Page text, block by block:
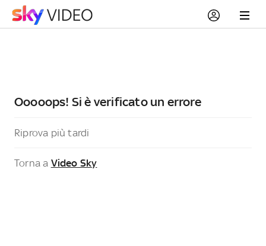
Ooooops! Si è verificato un errore
Riprova più tardi
Torna a Video Sky